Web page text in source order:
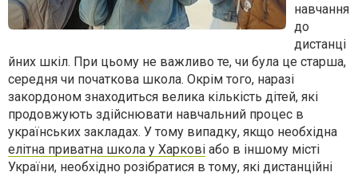
навчання
до
дистанці
йних шкіл. При цьому не важливо те, чи була це старша,
середня чи початкова школа. Окрім того, наразі
закордоном знаходиться велика кількість дітей, які
продовжують здійснювати навчальний процес в
українських закладах. У тому випадку, якщо необхідна
елітна приватна школа у Харкові або в іншому місті
України, необхідно розібратися в тому, які дистанційні